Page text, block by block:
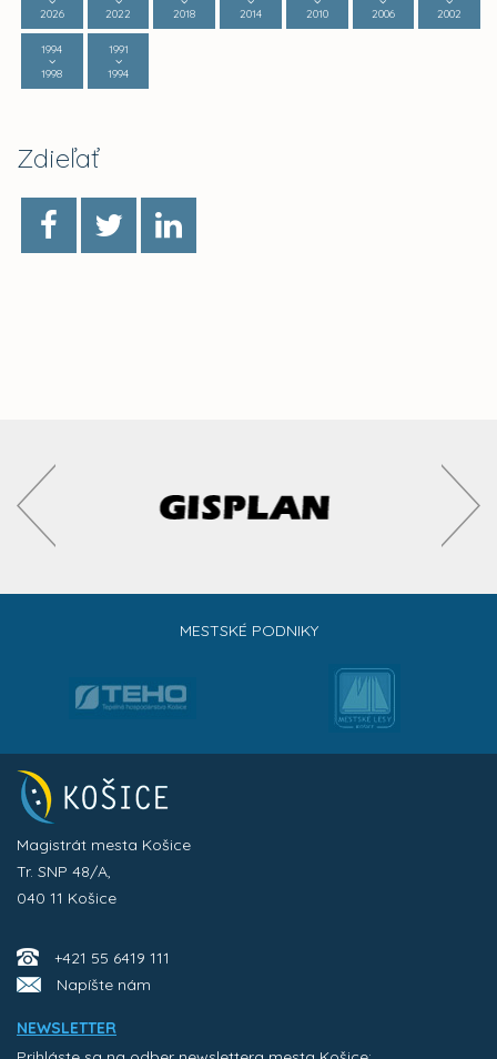
2026
2022
2018
2014
2010
2006
2002
1994
1998
1991
1994
Zdieľať
MESTSKÉ PODNIKY
Magistrát mesta Košice
Tr. SNP 48/A,
040 11 Košice
+421 55 6419 111
Napíšte nám
NEWSLETTER